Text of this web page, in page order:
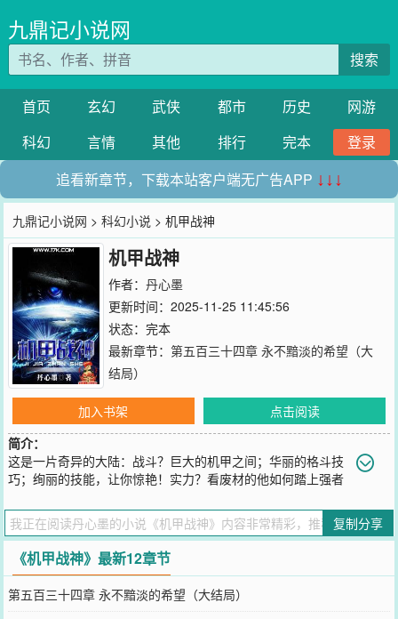
九鼎记小说网
搜索
首页 玄幻 武侠 都市 历史
网游
科幻
言情 其他 排行 完本
登录
追看新章节，下载本站客户端无广告APP ↓↓↓
九鼎记小说网 >科幻小说 > 机甲战神
机甲战神
作者： 丹心墨
更新时间：2025-11-25 11:45:56
状态：完本
最新章节： 第五百三十四章 永不黯淡的希望（大
结局）
加入书架
点击阅读
简介：
这是一片奇异的大陆：战斗？巨大的机甲之间；华丽的格斗技
巧；绚丽的技能，让你惊艳！实力？看废材的他如何踏上强者
大大们放心收藏！感谢小磊为战神创建了战神一群：【202249044】
战神二群：【77138857】 喜欢战神的读者大大们或者对战神以后的
情节有建议的都可以加，小墨在此恭候大家的到来！推荐好友一本小
说《网游之毒手药王》大家
您要是觉得《机甲战神》还不错的话请不要忘记向您QQ群和微博微信
里的朋友推荐哦！
复制分享
《机甲战神》最新12章节
第五百三十四章 永不黯淡的希望（大结局）